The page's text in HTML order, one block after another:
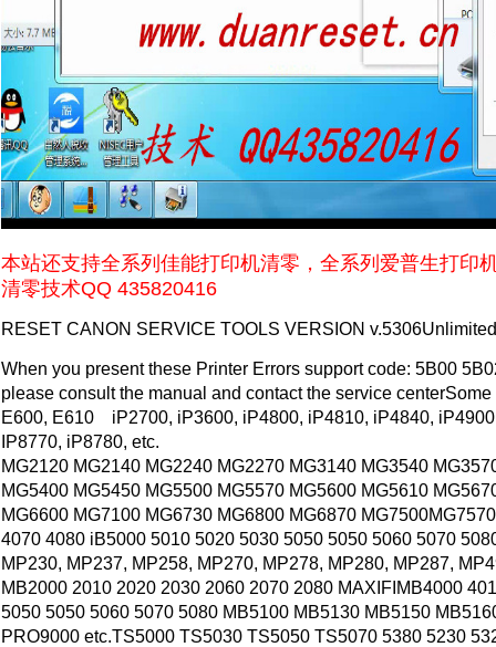
本站还支持全系列佳能打印机清零，全系列爱普生打印
清零技术QQ 435820416
RESET CANON SERVICE TOOLS VERSION
When you present these Printer Errors support code: 5B00
please consult the manual and contact the service
E600, E610 iP2700, iP3600, iP4800, iP4810, iP4840,
IP8770, iP8780, etc.
MG2120 MG2140 MG2240 MG2270 MG3140 MG3540
MG5400 MG5450 MG5500 MG5570 MG5600 MG5610
MG6600 MG7100 MG6730 MG6800 MG6870
4070 4080 iB5000 5010 5020 5030 5050 5050 5060 5070
MP230, MP237, MP258, MP270, MP278, MP280, MP287,
MB2000 2010 2020 2030 2060 2070 2080 MAXIFIMB4000
5050 5050 5060 5070 5080 MB5100 MB5130 MB5150
PRO9000 etc.TS5000 TS5030 TS5050 TS5070 5380 5230